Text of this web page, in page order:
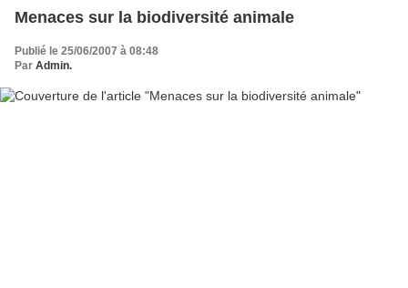
Menaces sur la biodiversité animale
Publié le 25/06/2007 à 08:48
Par Admin.